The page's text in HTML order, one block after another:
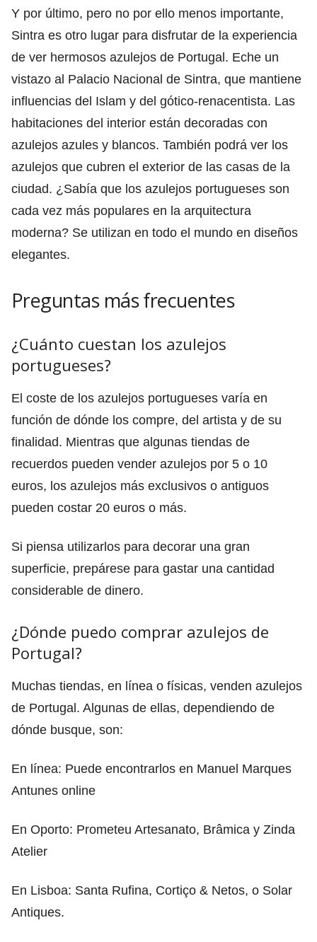
Y por último, pero no por ello menos importante,
Sintra es otro lugar para disfrutar de la experiencia
de ver hermosos azulejos de Portugal. Eche un
vistazo al Palacio Nacional de Sintra, que mantiene
influencias del Islam y del gótico-renacentista. Las
habitaciones del interior están decoradas con
azulejos azules y blancos. También podrá ver los
azulejos que cubren el exterior de las casas de la
ciudad. ¿Sabía que los azulejos portugueses son
cada vez más populares en la arquitectura
moderna? Se utilizan en todo el mundo en diseños
elegantes.
Preguntas más frecuentes
¿Cuánto cuestan los azulejos
portugueses?
El coste de los azulejos portugueses varía en
función de dónde los compre, del artista y de su
finalidad. Mientras que algunas tiendas de
recuerdos pueden vender azulejos por 5 o 10
euros, los azulejos más exclusivos o antiguos
pueden costar 20 euros o más.
Si piensa utilizarlos para decorar una gran
superficie, prepárese para gastar una cantidad
considerable de dinero.
¿Dónde puedo comprar azulejos de
Portugal?
Muchas tiendas, en línea o físicas, venden azulejos
de Portugal. Algunas de ellas, dependiendo de
dónde busque, son:
En línea: Puede encontrarlos en Manuel Marques
Antunes online
En Oporto: Prometeu Artesanato, Brâmica y Zinda
Atelier
En Lisboa: Santa Rufina, Cortiço & Netos, o Solar
Antiques.